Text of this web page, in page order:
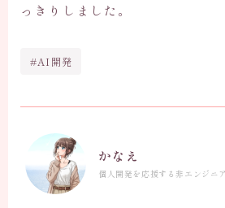
っきりしました。
#AI開発
かなえ
個人開発を応援する非エンジニア